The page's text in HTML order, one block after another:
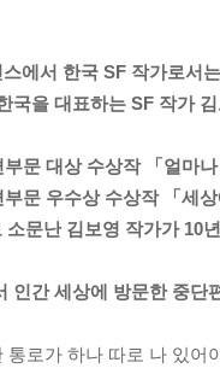
에서 한국 SF 작가로서
국을 대표하는 SF 작가
문 대상 수상작 「얼마
문 우수상 수상작 「세
소문난 김보영 작가가 10
인간 세상에 방문한 중단
통로가 하나 따로 나 있